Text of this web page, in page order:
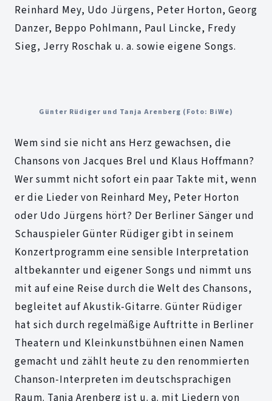
Reinhard Mey, Udo Jürgens, Peter Horton, Georg
Danzer, Beppo Pohlmann, Paul Lincke, Fredy
Sieg, Jerry Roschak u. a. sowie eigene Songs.
Günter Rüdiger und Tanja Arenberg (Foto: BiWe)
Wem sind sie nicht ans Herz gewachsen, die
Chansons von Jacques Brel und Klaus Hoffmann?
Wer summt nicht sofort ein paar Takte mit, wenn
er die Lieder von Reinhard Mey, Peter Horton
oder Udo Jürgens hört? Der Berliner Sänger und
Schauspieler Günter Rüdiger gibt in seinem
Konzertprogramm eine sensible Interpretation
altbekannter und eigener Songs und nimmt uns
mit auf eine Reise durch die Welt des Chansons,
begleitet auf Akustik-Gitarre. Günter Rüdiger
hat sich durch regelmäßige Auftritte in Berliner
Theatern und Kleinkunstbühnen einen Namen
gemacht und zählt heute zu den renommierten
Chanson-Interpreten im deutschsprachigen
Raum. Tanja Arenberg ist u. a. mit Liedern von